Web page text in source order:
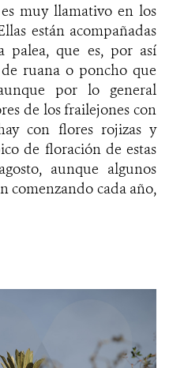
muy llamativo en los
están acompañadas
palea, que es, por así
ruana o poncho que
por lo general
de los frailejones con
con flores rojizas y
de floración de estas
aunque algunos
comenzando cada año,